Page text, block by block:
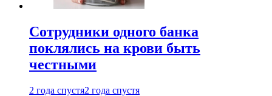
Сотрудники одного банка
поклялись на крови быть
честными
2 года спустя2 года спустя